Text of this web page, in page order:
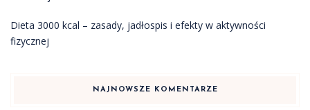
Dieta 3000 kcal – zasady, jadłospis i efekty w aktywności
fizycznej
NAJNOWSZE KOMENTARZE